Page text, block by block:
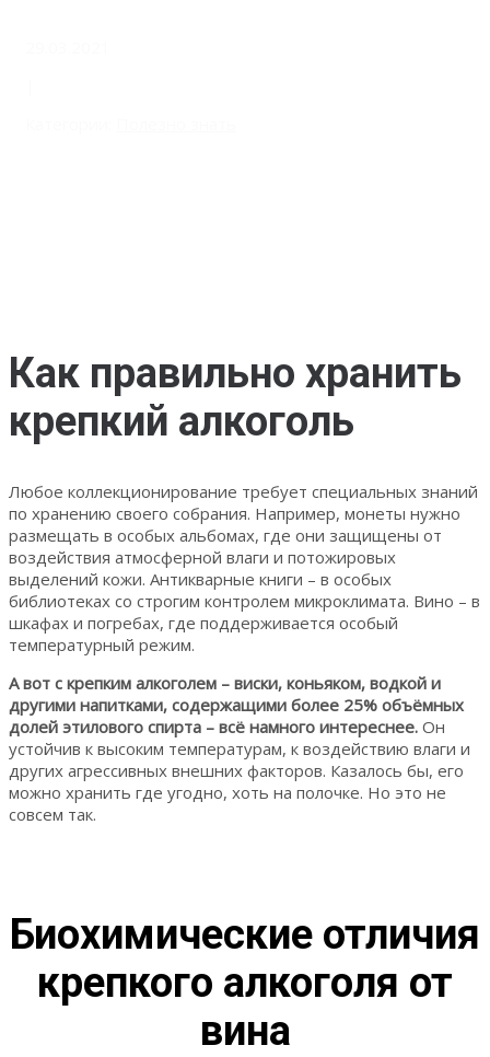
Как правильно хранить
крепкий алкоголь
Любое коллекционирование требует специальных знаний
по хранению своего собрания. Например, монеты нужно
размещать в особых альбомах, где они защищены от
воздействия атмосферной влаги и потожировых
выделений кожи. Антикварные книги – в особых
библиотеках со строгим контролем микроклимата. Вино – в
шкафах и погребах, где поддерживается особый
температурный режим.
А вот с крепким алкоголем – виски, коньяком, водкой и
другими напитками, содержащими более 25% объёмных
долей этилового спирта – всё намного интереснее. Он
устойчив к высоким температурам, к воздействию влаги и
других агрессивных внешних факторов. Казалось бы, его
можно хранить где угодно, хоть на полочке. Но это не
совсем так.
Биохимические отличия
крепкого алкоголя от
вина